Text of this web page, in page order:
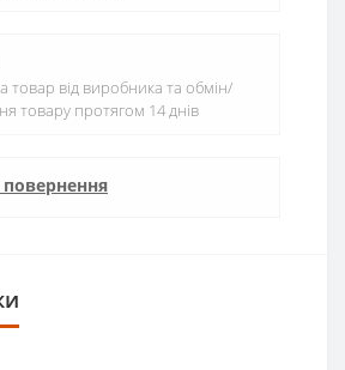
товар від виробника та обмін/
товару протягом 14 днів